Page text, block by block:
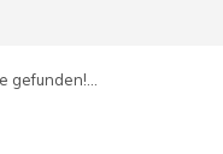
gefunden!...